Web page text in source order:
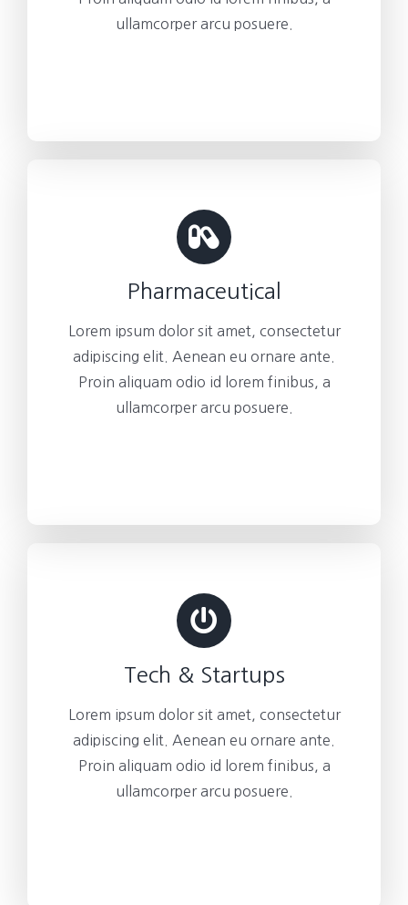
ullamcorper arcu posuere.
Pharmaceutical
Lorem ipsum dolor sit amet, consectetur
adipiscing elit. Aenean eu ornare ante.
Proin aliquam odio id lorem finibus, a
ullamcorper arcu posuere.
Tech & Startups
Lorem ipsum dolor sit amet, consectetur
adipiscing elit. Aenean eu ornare ante.
Proin aliquam odio id lorem finibus, a
ullamcorper arcu posuere.